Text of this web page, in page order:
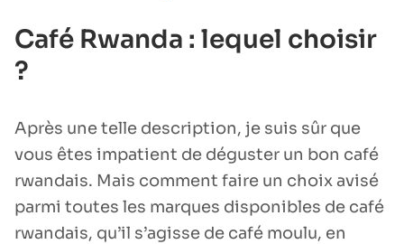
Café Rwanda : lequel choisir
?
Après une telle description, je suis sûr que
vous êtes impatient de déguster un bon café
rwandais. Mais comment faire un choix avisé
parmi toutes les marques disponibles de café
rwandais, qu’il s’agisse de café moulu, en